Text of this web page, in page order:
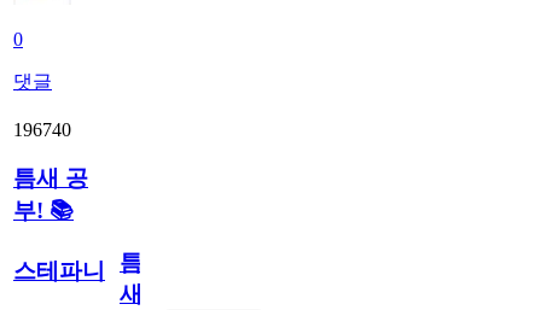
0
댓글
196740
틈새 공
부! 📚
스테파니
틈
새